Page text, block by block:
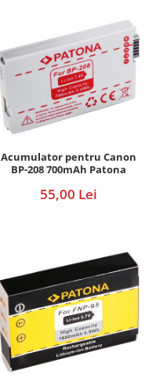
Acumulator pentru Canon
BP-208 700mAh Patona
55,00 Lei